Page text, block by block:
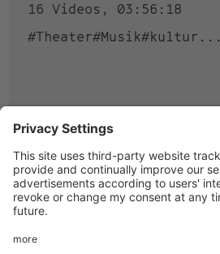
16 Videos, 03:56:18
#Theater#Musik#kultur ...
0 0
Footer
menu
LEGAL NOTICE PRIVACY
IMAI PLAY CONDITIONS OF USE